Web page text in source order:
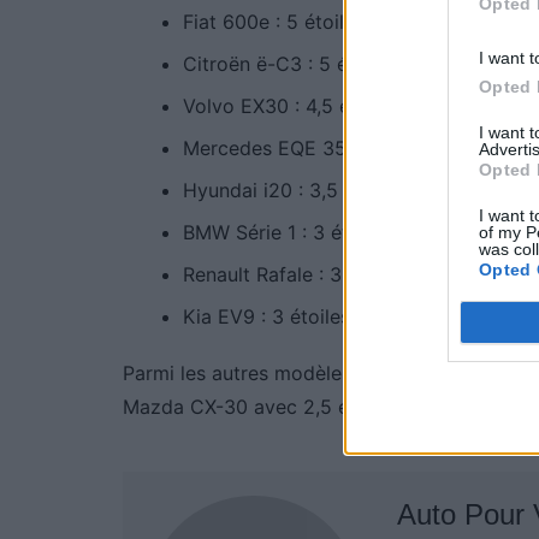
I want
Opted
I want
Opted
I want
of my
was
Opted
Fiat 600e : 5 étoiles – 96%
Citroën ë-C3 : 5 étoiles – 91%
Volvo EX30 : 4,5 étoiles – 89%
Mercedes EQE 350+ : 4 étoiles – 70%
Hyundai i20 : 3,5 étoiles – 60%
BMW Série 1 : 3 étoiles – 59%
Renault Rafale : 3 étoiles – 57%
Kia EV9 : 3 étoiles – 56%
Parmi les autres modèles notés, on trouve la
Mazda CX-30 avec 2,5 étoiles (44 %) et la
Auto Pour